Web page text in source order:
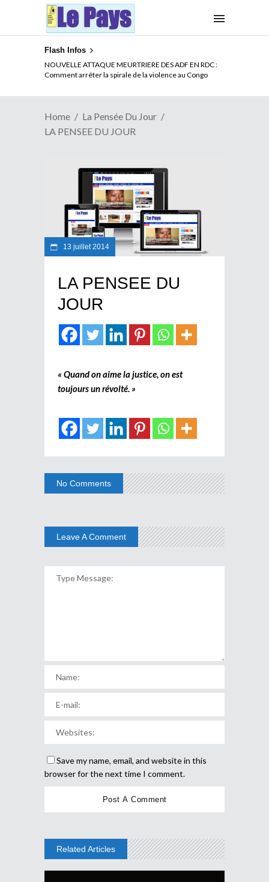
Flash Infos
NOUVELLE ATTAQUE MEURTRIERE DES ADF EN RDC :
Comment arrêter la spirale de la violence au Congo
Home
La Pensée Du Jour
LA PENSEE DU JOUR
13 juillet 2014
LA PENSEE DU
JOUR
« Quand on aime la justice, on est
toujours un révolté. »
No Comments
Leave A Comment
Save my name, email, and website in this
browser for the next time I comment.
Related Articles